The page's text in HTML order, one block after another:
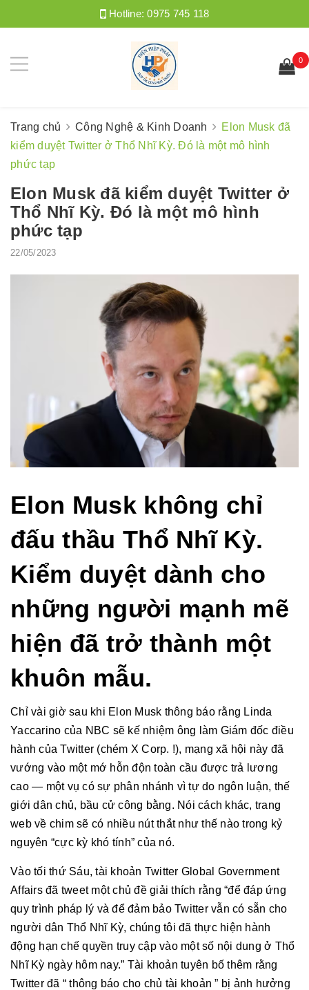
Hotline:0975 745 118
0
Trang chủ Công Nghệ & Kinh Doanh
Elon Musk đã
kiểm duyệt Twitter ở Thổ Nhĩ Kỳ. Đó là một mô hình
phức tạp
Elon Musk đã kiểm duyệt Twitter ở
Thổ Nhĩ Kỳ. Đó là một mô hình
phức tạp
22/05/2023
Elon Musk không chỉ
đấu thầu Thổ Nhĩ Kỳ.
Kiểm duyệt dành cho
những người mạnh mẽ
hiện đã trở thành một
khuôn mẫu.
Chỉ vài giờ sau khi Elon Musk thông báo rằng Linda
Yaccarino của NBC sẽ kế nhiệm ông làm Giám đốc điều
hành của Twitter (chém X Corp. !), mạng xã hội này đã
vướng vào một mớ hỗn độn toàn cầu được trả lương
cao — một vụ có sự phân nhánh vì tự do ngôn luận, thế
giới dân chủ, bầu cử công bằng. Nói cách khác, trang
web về chim sẽ có nhiều nút thắt như thế nào trong kỷ
nguyên “cực kỳ khó tính” của nó.
Vào tối thứ Sáu, tài khoản Twitter Global Government
Affairs đã tweet một chủ đề giải thích rằng “để đáp ứng
quy trình pháp lý và để đảm bảo Twitter vẫn có sẵn cho
người dân Thổ Nhĩ Kỳ, chúng tôi đã thực hiện hành
động hạn chế quyền truy cập vào một số nội dung ở Thổ
Nhĩ Kỳ ngày hôm nay.” Tài khoản tuyên bố thêm rằng
Twitter đã “ thông báo cho chủ tài khoản ” bị ảnh hưởng